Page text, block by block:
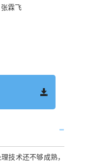
霖飞
技术还不够成熟，